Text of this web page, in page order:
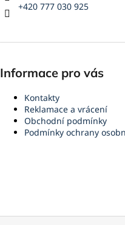
+420 777 030 925
Informace pro vás
Kontakty
Reklamace a vrácení
Obchodní podmínky
Podmínky ochrany